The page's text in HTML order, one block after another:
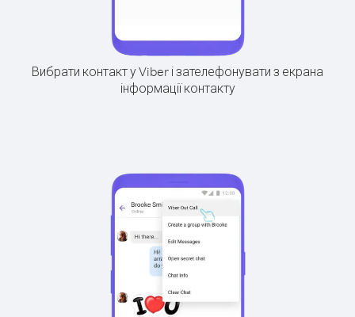
Вибрати контакт у Viber і зателефонувати з екрана
інформації контакту